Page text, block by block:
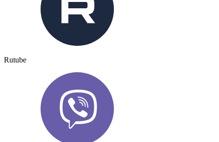
Rutube